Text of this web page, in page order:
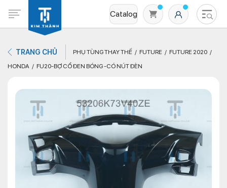
Catalog
Không có sản phẩm nào trong giỏ hàng
TRANG CHỦ PHỤ TÙNG THAY THẾ FUTURE
FUTURE 2020
HONDA
FU20-BỢ CỔ ĐEN BÓNG -CÓ NÚT ĐÈN